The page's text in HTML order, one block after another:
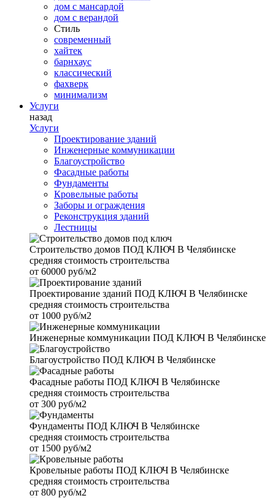
дом с мансардой
дом с верандой
Стиль
современный
хайтек
барнхаус
классический
фахверк
минимализм
Услуги
назад
Услуги
Проектирование зданий
Инженерные коммуникации
Благоустройство
Фасадные работы
Фундаменты
Кровельные работы
Заборы и ограждения
Реконструкция зданий
Лестницы
Строительство домов ПОД КЛЮЧ В Челябинске
средняя стоимость строительства
от 60000 руб/м2
Проектирование зданий ПОД КЛЮЧ В Челябинске
средняя стоимость строительства
от 1000 руб/м2
Инженерные коммуникации ПОД КЛЮЧ В Челябинске
Благоустройство ПОД КЛЮЧ В Челябинске
Фасадные работы ПОД КЛЮЧ В Челябинске
средняя стоимость строительства
от 300 руб/м2
Фундаменты ПОД КЛЮЧ В Челябинске
средняя стоимость строительства
от 1500 руб/м2
Кровельные работы ПОД КЛЮЧ В Челябинске
средняя стоимость строительства
от 800 руб/м2